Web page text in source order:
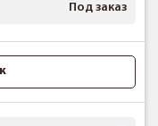
Под заказ